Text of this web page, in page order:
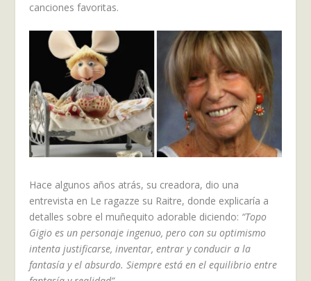
canciones favoritas.
Hace algunos años atrás, su creadora, dio una
entrevista en Le ragazze su Raitre, donde explicaría a
detalles sobre el muñequito adorable diciendo: “Topo
Gigio es un personaje ingenuo, pero con su optimismo
intenta justificarse, inventar, entrar y conducir a la
fantasía y el absurdo. Siempre está en el equilibrio entre